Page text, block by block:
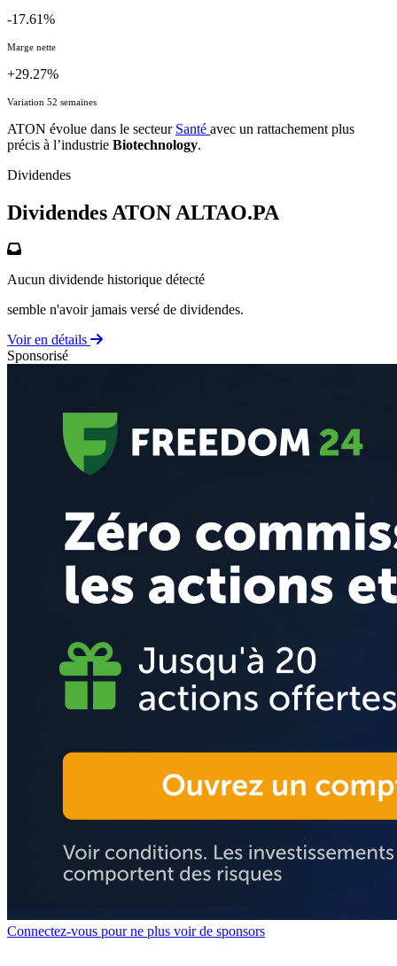
-17.61%
Marge nette
+29.27%
Variation 52 semaines
ATON évolue dans le secteur Santé avec un rattachement plus
précis à l’industrie Biotechnology.
Dividendes
Dividendes ATON ALTAO.PA
Aucun dividende historique détecté
semble n'avoir jamais versé de dividendes.
Voir en détails
Sponsorisé
Connectez-vous pour ne plus voir de sponsors